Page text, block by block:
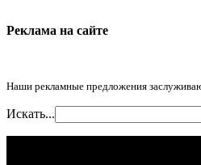
Реклама на cайте
Наши рекламные предложения
Искать...